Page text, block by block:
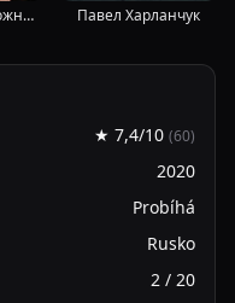
Анастасия Сапожникова Павел Харланчук
★ 7,4/10 (60)
2020
Probíhá
Rusko
2 / 20